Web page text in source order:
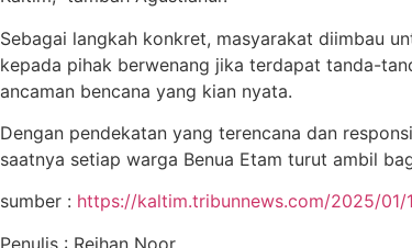
Sebagai langkah konkret, masyarakat diimbau
kepada pihak berwenang jika terdapat tanda-
ancaman bencana yang kian nyata.
Dengan pendekatan yang terencana dan
saatnya setiap warga Benua Etam turut ambil
sumber : https://kaltim.tribunnews.com/2025/
Penulis : Reihan Noor